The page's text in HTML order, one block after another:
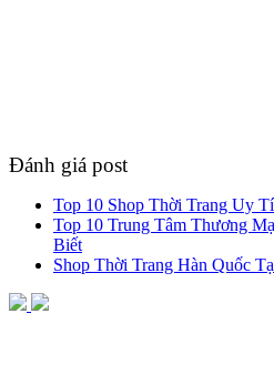
Đánh giá post
Top 10 Shop Thời Trang Uy
Top 10 Trung Tâm Thương
Biết
Shop Thời Trang Hàn Quốc